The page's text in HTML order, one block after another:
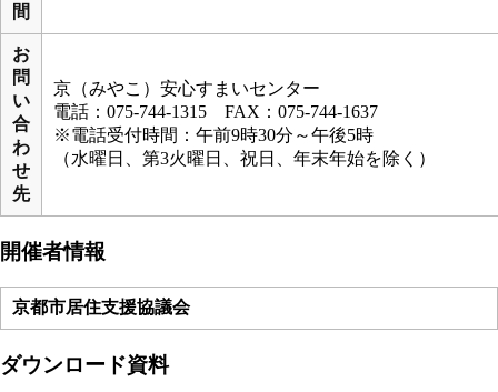
間
お
問
い
合
わ
せ
先
京（みやこ）安心すまいセンター
電話：075-744-1315 FAX：075-744-1637
※電話受付時間：午前9時30分～午後5時
（水曜日、第3火曜日、祝日、年末年始を除く）
開催者情報
京都市居住支援協議会
ダウンロード資料